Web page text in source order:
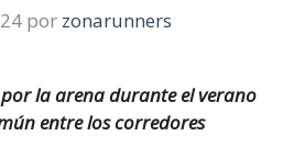
por zonarunners
la arena durante el verano
entre los corredores